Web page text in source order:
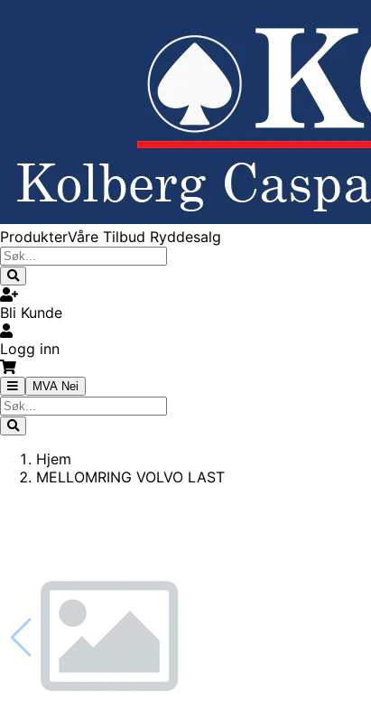
ProdukterVåre Tilbud Ryddesalg
Bli Kunde
Logg inn
MVA Nei
Hjem
MELLOMRING VOLVO LAST